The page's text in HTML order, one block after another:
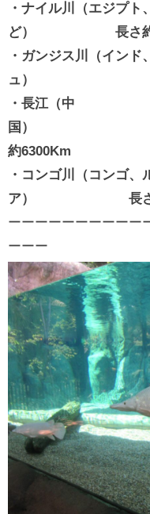
・ナイル川（エジプ
ど） 長さ約
・ガンジス川（インド
ュ） 長さ
・長江（中
国
約6300Km
・コンゴ川（コンゴ、
ア） 長さ約
ーーーーーーーーーー
ーーー